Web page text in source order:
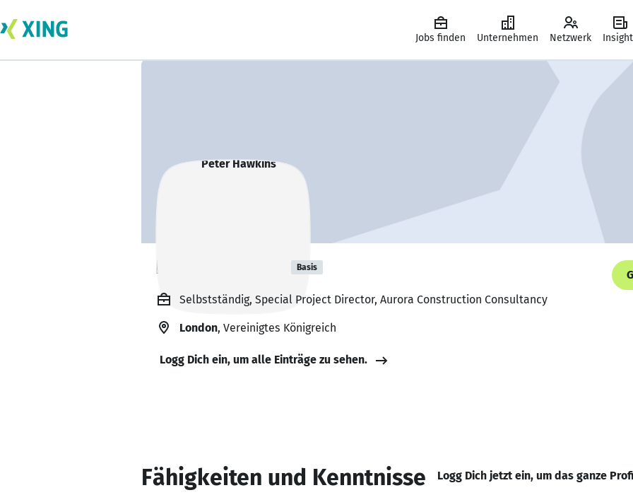
Jobs finden Unternehmen Netzwerk
Peter Hawkins Basis
Selbstständig, Special Project Director, Aurora Construction Consultancy
London, Vereinigtes Königreich
Logg Dich ein, um alle Einträge zu sehen.
Fähigkeiten und Kenntnisse Logg Dich jetzt ein, um das ganze